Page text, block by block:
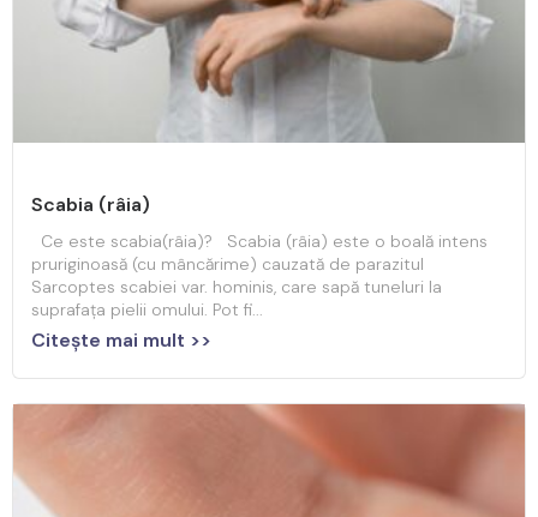
Scabia (râia)
Ce este scabia(râia)? Scabia (râia) este o boală intens
pruriginoasă (cu mâncărime) cauzată de parazitul
Sarcoptes scabiei var. hominis, care sapă tuneluri la
suprafața pielii omului. Pot fi...
Citeşte mai mult >>